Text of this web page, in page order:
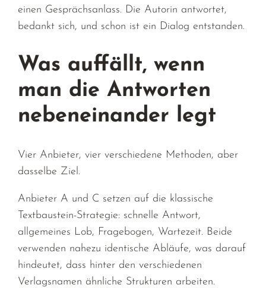
einen Gesprächsanlass. Die Autorin antwortet,
bedankt sich, und schon ist ein Dialog entstanden.
Was auffällt, wenn
man die Antworten
nebeneinander legt
Vier Anbieter, vier verschiedene Methoden, aber
dasselbe Ziel.
Anbieter A und C setzen auf die klassische
Textbaustein-Strategie: schnelle Antwort,
allgemeines Lob, Fragebogen, Wartezeit. Beide
verwenden nahezu identische Abläufe, was darauf
hindeutet, dass hinter den verschiedenen
Verlagsnamen ähnliche Strukturen arbeiten.